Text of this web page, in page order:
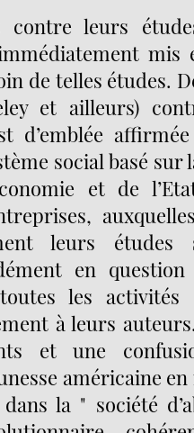
contre leurs
mis
de telles études.
et ailleurs)
d’emblée
social basé sur
et de
leurs études
en
les
à leurs
et une
américaine
la " société